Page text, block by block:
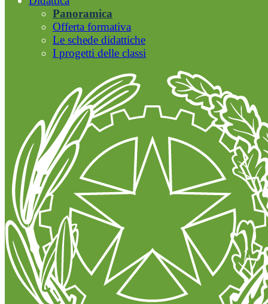
Panoramica
Offerta formativa
Le schede didattiche
I progetti delle classi